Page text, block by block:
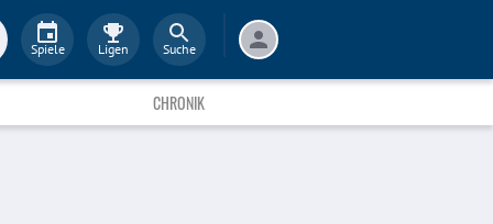
Spiele Ligen Suche
CHRONIK